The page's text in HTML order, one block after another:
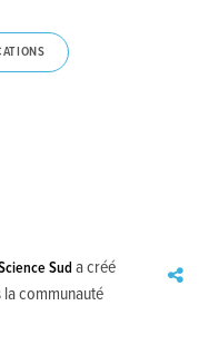
Sud a créé
la communauté